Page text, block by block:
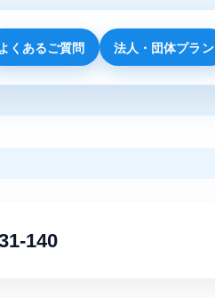
よくあるご質問 法人・団体プラン
140